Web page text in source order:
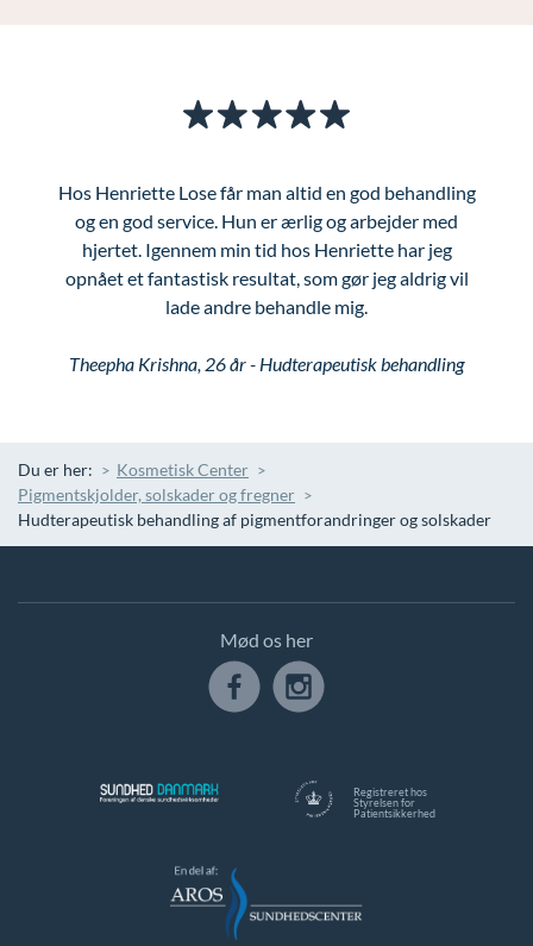
Hos Henriette Lose får man altid en god behandling
og en god service. Hun er ærlig og arbejder med
hjertet. Igennem min tid hos Henriette har jeg
opnået et fantastisk resultat, som gør jeg aldrig vil
lade andre behandle mig.
Theepha Krishna, 26 år - Hudterapeutisk behandling
Du er her:
Kosmetisk Center
Pigmentskjolder, solskader og fregner
Hudterapeutisk behandling af pigmentforandringer og solskader
Registreret hos
Styrelsen for
Patientsikkerhed
Mød os her